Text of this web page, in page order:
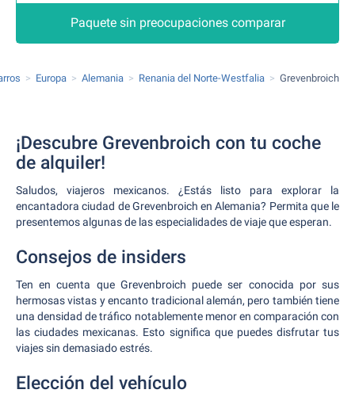
Paquete sin preocupaciones comparar
Europa Alemania Renania del Norte-Westfalia Grevenbroich
¡Descubre Grevenbroich con tu coche
de alquiler!
Saludos, viajeros mexicanos. ¿Estás listo para explorar la
encantadora ciudad de Grevenbroich en Alemania? Permita que le
presentemos algunas de las especialidades de viaje que esperan.
Consejos de insiders
Ten en cuenta que Grevenbroich puede ser conocida por sus
hermosas vistas y encanto tradicional alemán, pero también tiene
una densidad de tráfico notablemente menor en comparación con
las ciudades mexicanas. Esto significa que puedes disfrutar tus
viajes sin demasiado estrés.
Elección del vehículo